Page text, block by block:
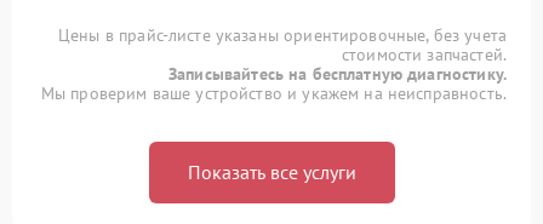
Цены в прайс-листе указаны ориентировочные, без учета
стоимости запчастей.
Записывайтесь на бесплатную диагностику.
Мы проверим ваше устройство и укажем на неисправность.
Показать все услуги